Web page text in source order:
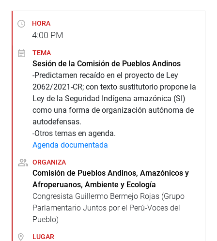
HORA
4:00 PM
TEMA
Sesión de la Comisión de Pueblos Andinos
-Predictamen recaído en el proyecto de Ley
2062/2021-CR; con texto sustitutorio propone la
Ley de la Seguridad Indígena amazónica (SI)
como una forma de organización autónoma de
autodefensas.
-Otros temas en agenda.
Agenda documentada
ORGANIZA
Comisión de Pueblos Andinos, Amazónicos y
Afroperuanos, Ambiente y Ecología
Congresista Guillermo Bermejo Rojas (Grupo
Parlamentario Juntos por el Perú-Voces del
Pueblo)
LUGAR